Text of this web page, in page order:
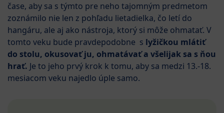
čase, aby sa s týmto pre neho tajomným predmetom
zoznámilo nie len z pohľadu lietadielka, čo letí do
hangáru, ale aj ako nástroja, ktorý si môže ohmatať. V
tomto veku bude pravdepodobne s lyžičkou mlátiť
do stolu, okusovať ju, ohmatávať a všelijak sa s ňou
hrať. Je to jeho prvý krok k tomu, aby sa medzi 13.-18.
mesiacom veku najedlo úple samo.